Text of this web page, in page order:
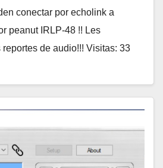
conectar por echolink a
peanut IRLP-48 !! Les
de audio!!! Visitas: 33